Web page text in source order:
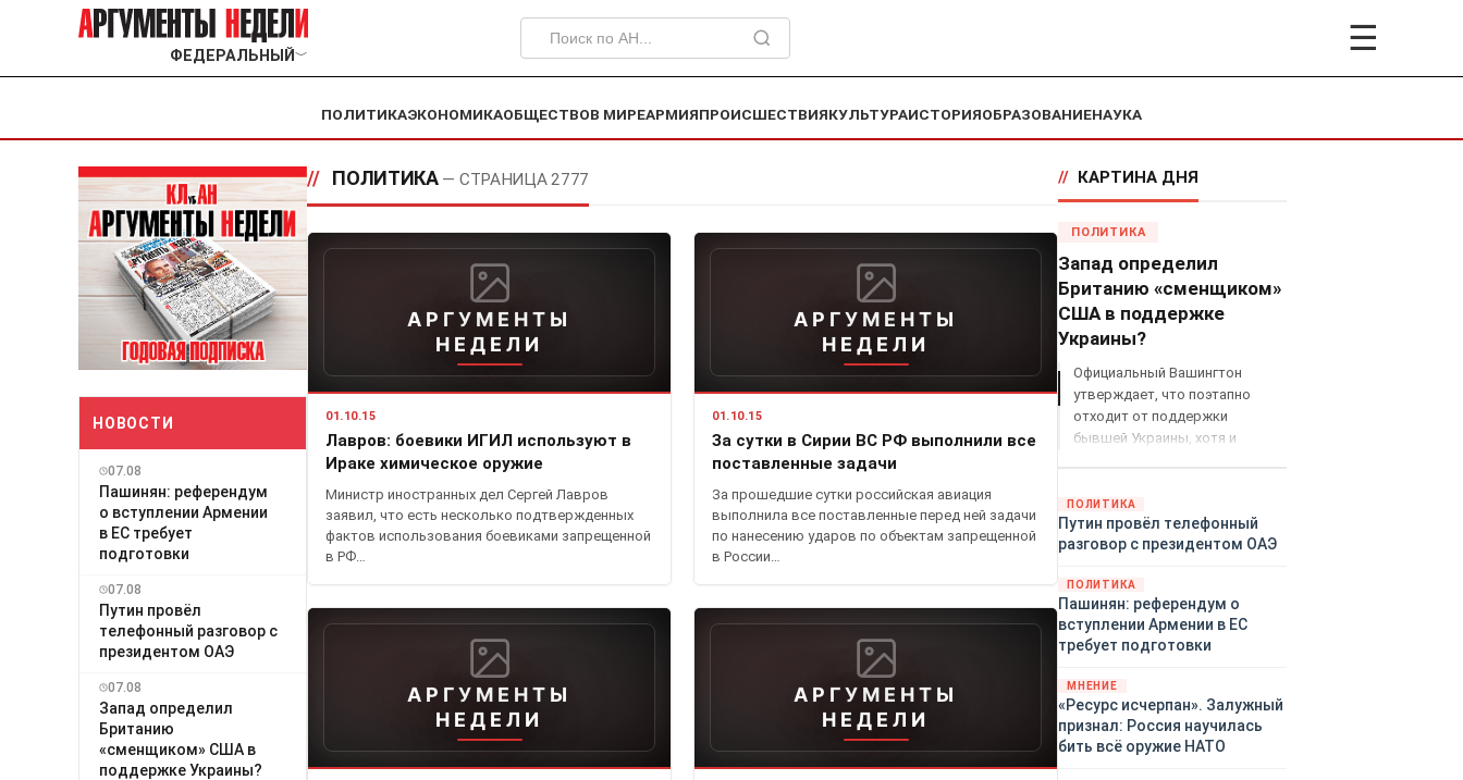
ФЕДЕРАЛЬНЫЙ ﹀ ☰
ПОЛИТИКАЭКОНОМИКАОБЩЕСТВОВ МИРЕАРМИЯПРОИСШЕСТВИЯКУЛЬТУРАИСТОРИЯОБРАЗОВАНИЕНАУКА
НОВОСТИ
07.08
Пашинян: референдум
о вступлении Армении
в ЕС требует
подготовки
07.08
Путин провёл
телефонный разговор с
президентом ОАЭ
07.08
Запад определил
Британию
«сменщиком» США в
поддержке Украины?
// ПОЛИТИКА — СТРАНИЦА 2777
АРГУМЕНТЫ
НЕДЕЛИ
01.10.15
Лавров: боевики ИГИЛ используют в
Ираке химическое оружие
Министр иностранных дел Сергей Лавров
заявил, что есть несколько подтвержденных
фактов использования боевиками запрещенной
в РФ…
АРГУМЕНТЫ
НЕДЕЛИ
01.10.15
За сутки в Сирии ВС РФ выполнили все
поставленные задачи
За прошедшие сутки российская авиация
выполнила все поставленные перед ней задачи
по нанесению ударов по объектам запрещенной
в России…
АРГУМЕНТЫ
НЕДЕЛИ
АРГУМЕНТЫ
НЕДЕЛИ
// КАРТИНА ДНЯ
ПОЛИТИКА
Запад определил
Британию «сменщиком»
США в поддержке
Украины?
Официальный Вашингтон
утверждает, что поэтапно
отходит от поддержки
бывшей Украины, хотя и
закупленное ранее оружие.
Также американская
администрация скидывает на
киевского режима оружием,
которое стремится продавать
всем новым снабженцам.
Однако часто возникают
предположения о возможном
«сменщике» американцев на
этом позорном посту.
Рассмотрим, кто же рвётся на
ПОЛИТИКА
Путин провёл телефонный
разговор с президентом ОАЭ
ПОЛИТИКА
Пашинян: референдум о
вступлении Армении в ЕС
требует подготовки
МНЕНИЕ
«Ресурс исчерпан». Залужный
признал: Россия научилась
бить всё оружие НАТО